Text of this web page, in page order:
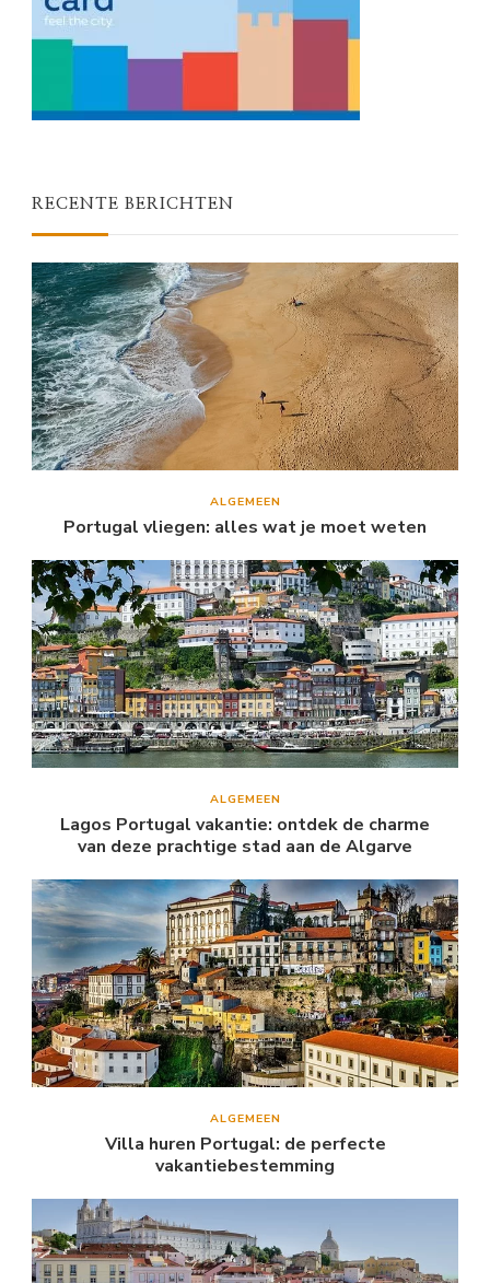
RECENTE BERICHTEN
ALGEMEEN
Portugal vliegen: alles wat je moet weten
ALGEMEEN
Lagos Portugal vakantie: ontdek de charme
van deze prachtige stad aan de Algarve
ALGEMEEN
Villa huren Portugal: de perfecte
vakantiebestemming